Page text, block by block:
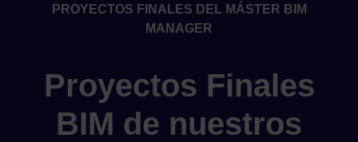
PROYECTOS FINALES DEL MÁSTER BIM
MANAGER
Proyectos Finales
BIM de nuestros